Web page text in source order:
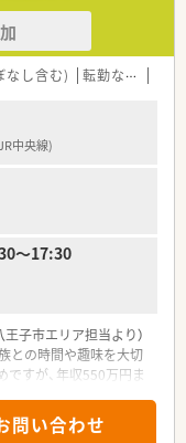
なし含む) 転勤なし
中央線)
～17:30
子市エリア担当より）
との時間や趣味を大切
ですが、年収550万円ま
問い合わせ